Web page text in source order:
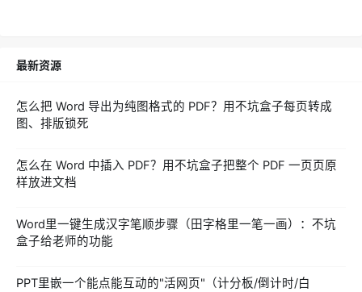
最新资源
怎么把 Word 导出为纯图格式的 PDF？用不坑盒子每页转成
图、排版锁死
怎么在 Word 中插入 PDF？用不坑盒子把整个 PDF 一页页原
样放进文档
Word里一键生成汉字笔顺步骤（田字格里一笔一画）：不坑
盒子给老师的功能
PPT里嵌一个能点能互动的"活网页"（计分板/倒计时/白